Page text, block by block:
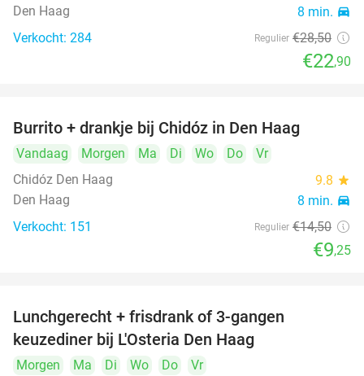
Den Haag 8 min. directions_car
Verkocht: 284 Regulier €28,50
€22,90
Burrito + drankje bij Chidóz in Den Haag
Vandaag Morgen Ma Di Wo Do
Vr
Chidóz Den Haag
9.8 star
Den Haag 8 min. directions_car
Verkocht: 151 Regulier €14,50
€9,25
Lunchgerecht + frisdrank of 3-gangen
keuzediner bij L'Osteria Den Haag
Morgen Ma Di Wo Do
Vr